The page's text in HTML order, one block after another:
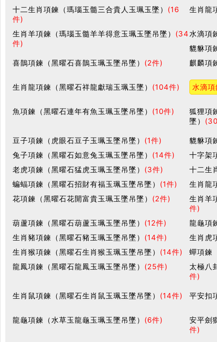
十二生肖項鍊（瑪瑙玉髓三合貴人玉珮玉墜） (16
件)
生肖龍
生肖羊項鍊（瑪瑙玉髓羊羊得意玉珮玉墜吊墜） (34
件)
水滴項
貔貅項
喜鵲項鍊（黑曜石喜鵲玉珮玉墜吊墜） (2件) 麒麟項
生肖龍項鍊（黑曜石祥龍獻瑞玉珮玉墜） (104件) 水滴
魚項鍊（黑曜石連年有魚玉珮玉墜吊墜） (10件)
狐狸項
墜）
豆子項鍊（虎眼石豆子玉珮玉墜吊墜） (1件)
貔貅項
兔子項鍊（黑曜石如意兔玉珮玉墜吊墜） (14件)
十字架
老虎項鍊（黑曜石猛虎玉珮玉墜吊墜） (3件)
十二生
蝙蝠項鍊（黑曜石招財有福玉珮玉墜吊墜） (1件)
生肖龍
花項鍊（黑曜石花開富貴玉珮玉墜吊墜） (2件)
生肖羊
件)
葫蘆項鍊（黑曜石葫蘆玉珮玉墜吊墜） (12件)
龍龜項
生肖豬項鍊（黑曜石豬玉珮玉墜吊墜） (14件)
生肖虎
生肖猴項鍊（黑曜石生肖猴玉珮玉墜吊墜） (14件)
蟬項鍊
龍鳳項鍊（黑曜石龍鳳玉珮玉墜吊墜） (25件)
太極八
件)
生肖鼠項鍊（黑曜石生肖鼠玉珮玉墜吊墜） (14件) 平安扣
龍龜項鍊（水草玉龍龜玉珮玉墜吊墜） (6件)
安平劍
件)